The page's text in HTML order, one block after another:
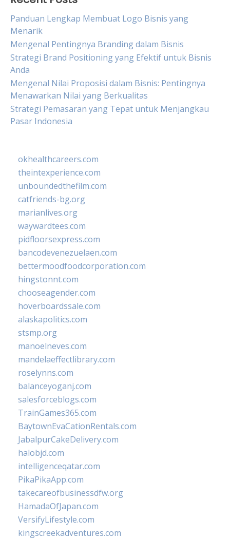
Panduan Lengkap Membuat Logo Bisnis yang
Menarik
Mengenal Pentingnya Branding dalam Bisnis
Strategi Brand Positioning yang Efektif untuk Bisnis
Anda
Mengenal Nilai Proposisi dalam Bisnis: Pentingnya
Menawarkan Nilai yang Berkualitas
Strategi Pemasaran yang Tepat untuk Menjangkau
Pasar Indonesia
okhealthcareers.com
theintexperience.com
unboundedthefilm.com
catfriends-bg.org
marianlives.org
waywardtees.com
pidfloorsexpress.com
bancodevenezuelaen.com
bettermoodfoodcorporation.com
hingstonnt.com
chooseagender.com
hoverboardssale.com
alaskapolitics.com
stsmp.org
manoelneves.com
mandelaeffectlibrary.com
roselynns.com
balanceyoganj.com
salesforceblogs.com
TrainGames365.com
BaytownEvaCationRentals.com
JabalpurCakeDelivery.com
halobjd.com
intelligenceqatar.com
PikaPikaApp.com
takecareofbusinessdfw.org
HamadaOfJapan.com
VersifyLifestyle.com
kingscreekadventures.com